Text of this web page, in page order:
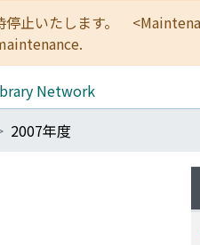
停止いたします。
Network
2007年度